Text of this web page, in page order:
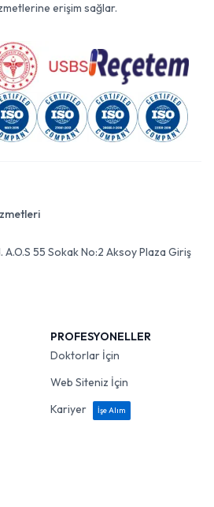
erişim sağlar.
55 Sokak No:2 Aksoy Plaza Giriş
PROFESYONELLER
Doktorlar İçin
Web Siteniz İçin
Kariyer
İşe Alım